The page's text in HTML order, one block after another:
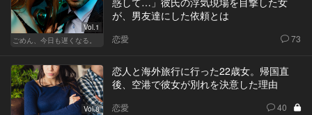
Vol.1
ごめん、今日も遅くなる。
が、男友達にした依頼とは
恋愛 73
Vol.8
恋人と海外旅行に行った22歳女。帰国直
後、空港で彼女が別れを決意した理由
恋愛 40